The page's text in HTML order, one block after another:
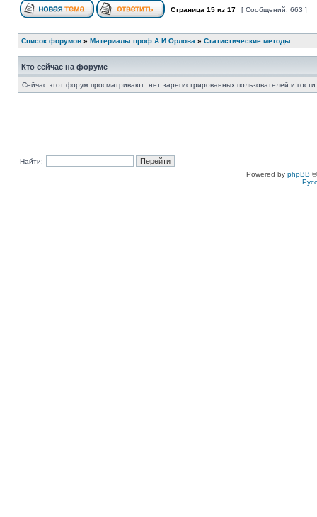
Страница 15 из 17 [ Сообщений: 663 ]
Список форумов » Материалы проф.А.И.Орлова » Статистические методы
Кто сейчас на форуме
Сейчас этот форум просматривают: нет зарегистрированных пользователей и
Найти:
Powered by phpBB